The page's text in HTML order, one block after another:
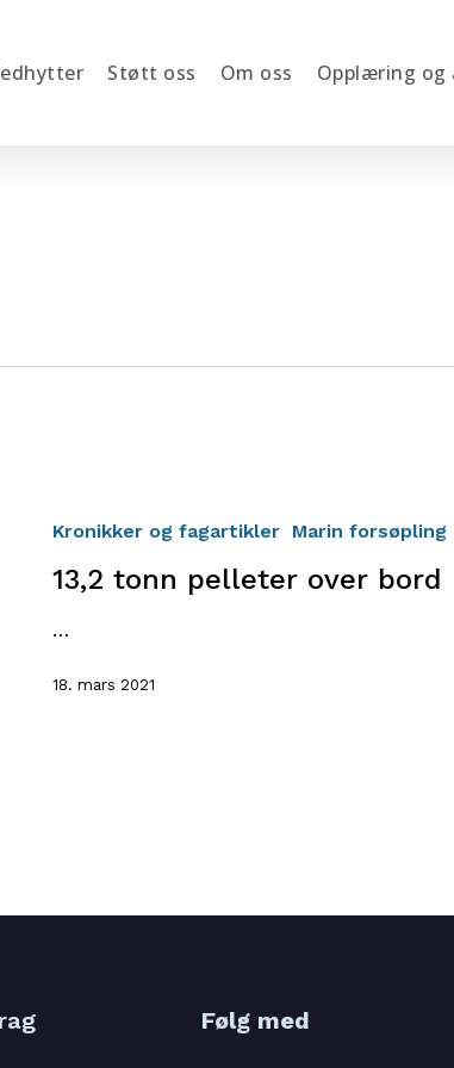
Støtt oss Om oss Opplæring og
Kronikker og fagartikler Marin forsøpling
13,2 tonn pelleter over bord
…
18. mars 2021
Følg med